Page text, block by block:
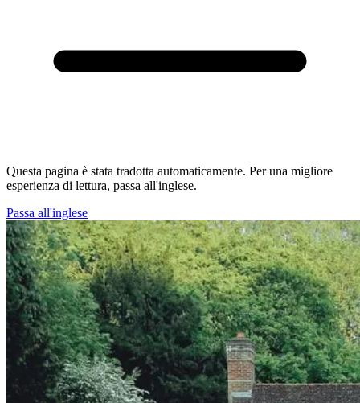
Questa pagina è stata tradotta automaticamente. Per una migliore
esperienza di lettura, passa all'inglese.
Passa all'inglese